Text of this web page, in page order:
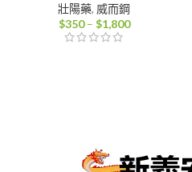
壯陽藥, 威而鋼
$350 – $1,800價